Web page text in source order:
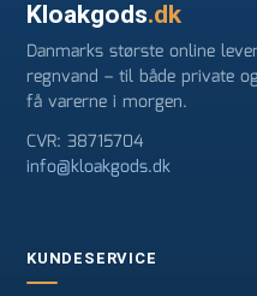
Kloakgods.dk
Danmarks største online
regnvand – til både private
få varerne i morgen.
CVR: 38715704
info@kloakgods.dk
KUNDESERVICE